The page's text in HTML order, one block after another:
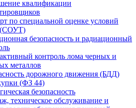
квалификации
по специальной оценке условий
(СОУТ)
безопасность и радиационный
контроль лома черных и
металлов
дорожного движения (БДД)
(ФЗ 44)
безопасность
техническое обслуживание и